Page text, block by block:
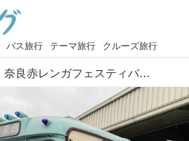
バス旅行 テーマ旅行 クルーズ旅行
奈良赤レンガフェスティバル2021【旧奈良監獄】レトロボンネットバス乗車体験ツアーのご紹介